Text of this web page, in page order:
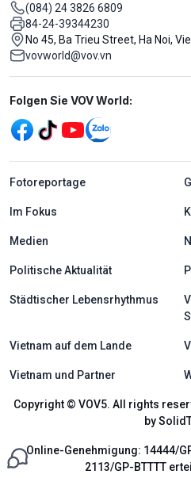
(084) 24 3826 6809
84-24-39344230
No 45, Ba Trieu Street, Ha Noi,
vovworld@vov.vn
Mạng xã hội
Folgen Sie VOV World:
menu footer tiếng
Fotoreportage
Im Fokus
Medien
Politische Aktualität
Städtischer Lebensrhythmus
Vietnam auf dem Lande
Vietnam und Partner
Copyright © VOV5. All rights
by
Online-Genehmigung: 14444/
2113/GP-BTTTT